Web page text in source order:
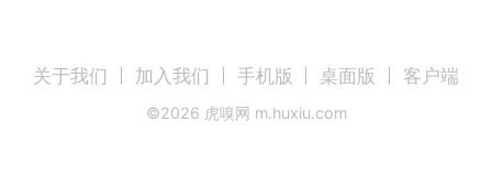
关于我们 加入我们 手机版 桌面版 客户端
©2026 虎嗅网 m.huxiu.com